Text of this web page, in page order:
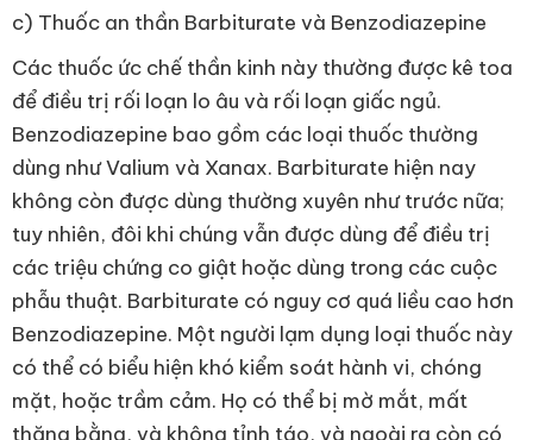
c) Thuốc an thần Barbiturate và Benzodiazepine
Các thuốc ức chế thần kinh này thường được kê toa
để điều trị rối loạn lo âu và rối loạn giấc ngủ.
Benzodiazepine bao gồm các loại thuốc thường
dùng như Valium và Xanax. Barbiturate hiện nay
không còn được dùng thường xuyên như trước nữa;
tuy nhiên, đôi khi chúng vẫn được dùng để điều trị
các triệu chứng co giật hoặc dùng trong các cuộc
phẫu thuật. Barbiturate có nguy cơ quá liều cao hơn
Benzodiazepine. Một người lạm dụng loại thuốc này
có thể có biểu hiện khó kiểm soát hành vi, chóng
mặt, hoặc trầm cảm. Họ có thể bị mờ mắt, mất
thăng bằng, và không tỉnh táo, và ngoài ra còn có